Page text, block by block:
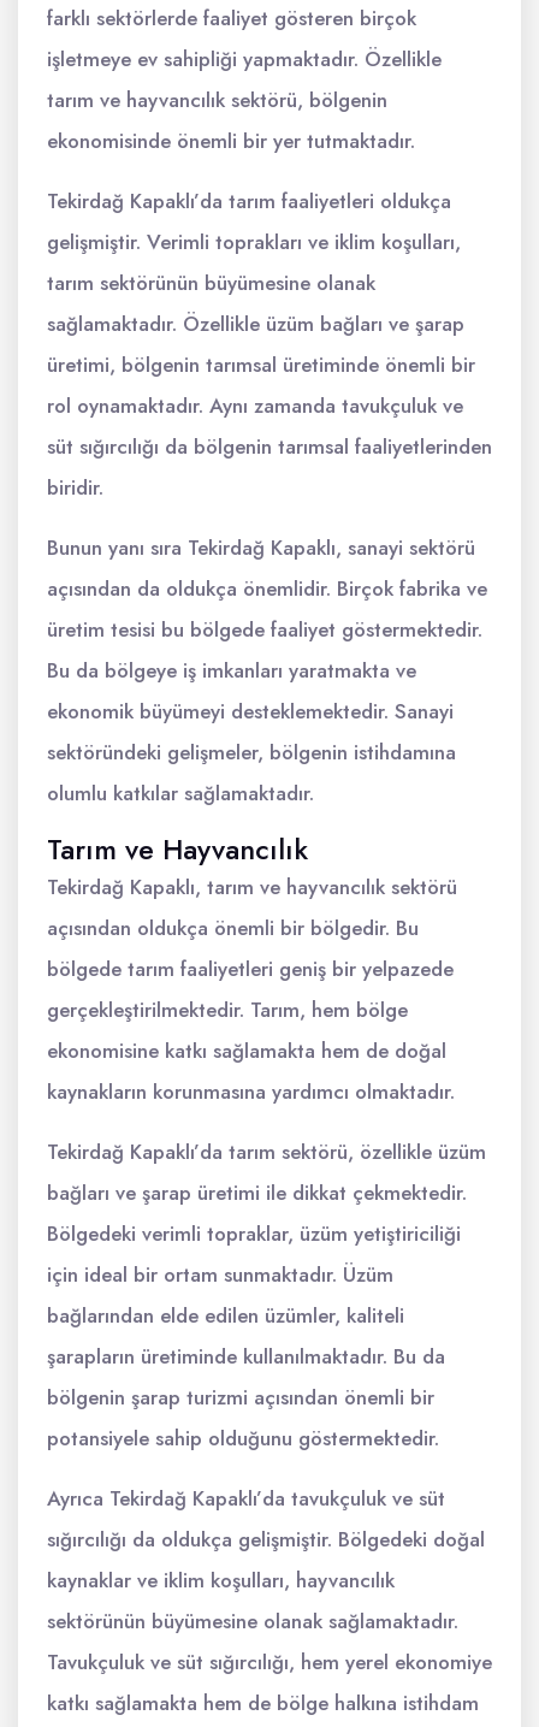
farklı sektörlerde faaliyet gösteren birçok
işletmeye ev sahipliği yapmaktadır. Özellikle
tarım ve hayvancılık sektörü, bölgenin
ekonomisinde önemli bir yer tutmaktadır.
Tekirdağ Kapaklı’da tarım faaliyetleri oldukça
gelişmiştir. Verimli toprakları ve iklim koşulları,
tarım sektörünün büyümesine olanak
sağlamaktadır. Özellikle üzüm bağları ve şarap
üretimi, bölgenin tarımsal üretiminde önemli bir
rol oynamaktadır. Aynı zamanda tavukçuluk ve
süt sığırcılığı da bölgenin tarımsal faaliyetlerinden
biridir.
Bunun yanı sıra Tekirdağ Kapaklı, sanayi sektörü
açısından da oldukça önemlidir. Birçok fabrika ve
üretim tesisi bu bölgede faaliyet göstermektedir.
Bu da bölgeye iş imkanları yaratmakta ve
ekonomik büyümeyi desteklemektedir. Sanayi
sektöründeki gelişmeler, bölgenin istihdamına
olumlu katkılar sağlamaktadır.
Tarım ve Hayvancılık
Tekirdağ Kapaklı, tarım ve hayvancılık sektörü
açısından oldukça önemli bir bölgedir. Bu
bölgede tarım faaliyetleri geniş bir yelpazede
gerçekleştirilmektedir. Tarım, hem bölge
ekonomisine katkı sağlamakta hem de doğal
kaynakların korunmasına yardımcı olmaktadır.
Tekirdağ Kapaklı’da tarım sektörü, özellikle üzüm
bağları ve şarap üretimi ile dikkat çekmektedir.
Bölgedeki verimli topraklar, üzüm yetiştiriciliği
için ideal bir ortam sunmaktadır. Üzüm
bağlarından elde edilen üzümler, kaliteli
şarapların üretiminde kullanılmaktadır. Bu da
bölgenin şarap turizmi açısından önemli bir
potansiyele sahip olduğunu göstermektedir.
Ayrıca Tekirdağ Kapaklı’da tavukçuluk ve süt
sığırcılığı da oldukça gelişmiştir. Bölgedeki doğal
kaynaklar ve iklim koşulları, hayvancılık
sektörünün büyümesine olanak sağlamaktadır.
Tavukçuluk ve süt sığırcılığı, hem yerel ekonomiye
katkı sağlamakta hem de bölge halkına istihdam